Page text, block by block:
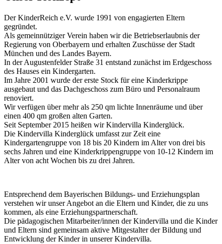
Der KinderReich e.V. wurde 1991 von engagierten Eltern
gegründet.
Als gemeinnütziger Verein haben wir die Betriebserlaubnis der
Regierung von Oberbayern und erhalten Zuschüsse der Stadt
München und des Landes Bayern.
In der Augustenfelder Straße 31 entstand zunächst im Erdgeschoss
des Hauses ein Kindergarten.
Im Jahre 2001 wurde der erste Stock für eine Kinderkrippe
ausgebaut und das Dachgeschoss zum Büro und Personalraum
renoviert.
Wir verfügen über mehr als 250 qm lichte Innenräume und über
einen 400 qm großen alten Garten.
Seit September 2015 heißen wir Kindervilla Kinderglück.
Die Kindervilla Kinderglück umfasst zur Zeit eine
Kindergartengruppe von 18 bis 20 Kindern im Alter von drei bis
sechs Jahren und eine Kinderkrippengruppe von 10-12 Kindern im
Alter von acht Wochen bis zu drei Jahren.
Entsprechend dem Bayerischen Bildungs- und Erziehungsplan
verstehen wir unser Angebot an die Eltern und Kinder, die zu uns
kommen, als eine Erziehungspartnerschaft.
Die pädagogischen Mitarbeiter/innen der Kindervilla und die Kinder
und Eltern sind gemeinsam aktive Mitgestalter der Bildung und
Entwicklung der Kinder in unserer Kindervilla.